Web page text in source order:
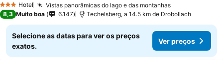
3 EstrelasHotel Vistas panorâmicas do lago e das montanhas
8,3 Muito boa 6.147 Techelsberg, a 14.5 km de Drobollach
Selecione as datas para ver os preços
exatos.
Ver preços